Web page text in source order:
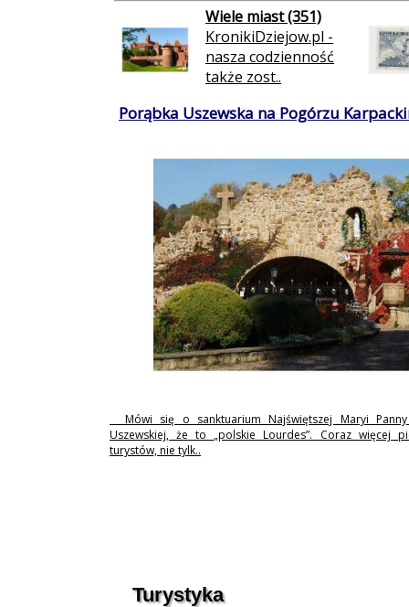
Wiele miast (351)
KronikiDziejow.pl -
nasza codzienność
także zost..
Porąbka Uszewska na Pogórzu
Mówi się o sanktuarium Najświętszej Maryi
Uszewskiej, że to „polskie Lourdes”. Coraz więcej
turystów, nie tylk..
Turystyka